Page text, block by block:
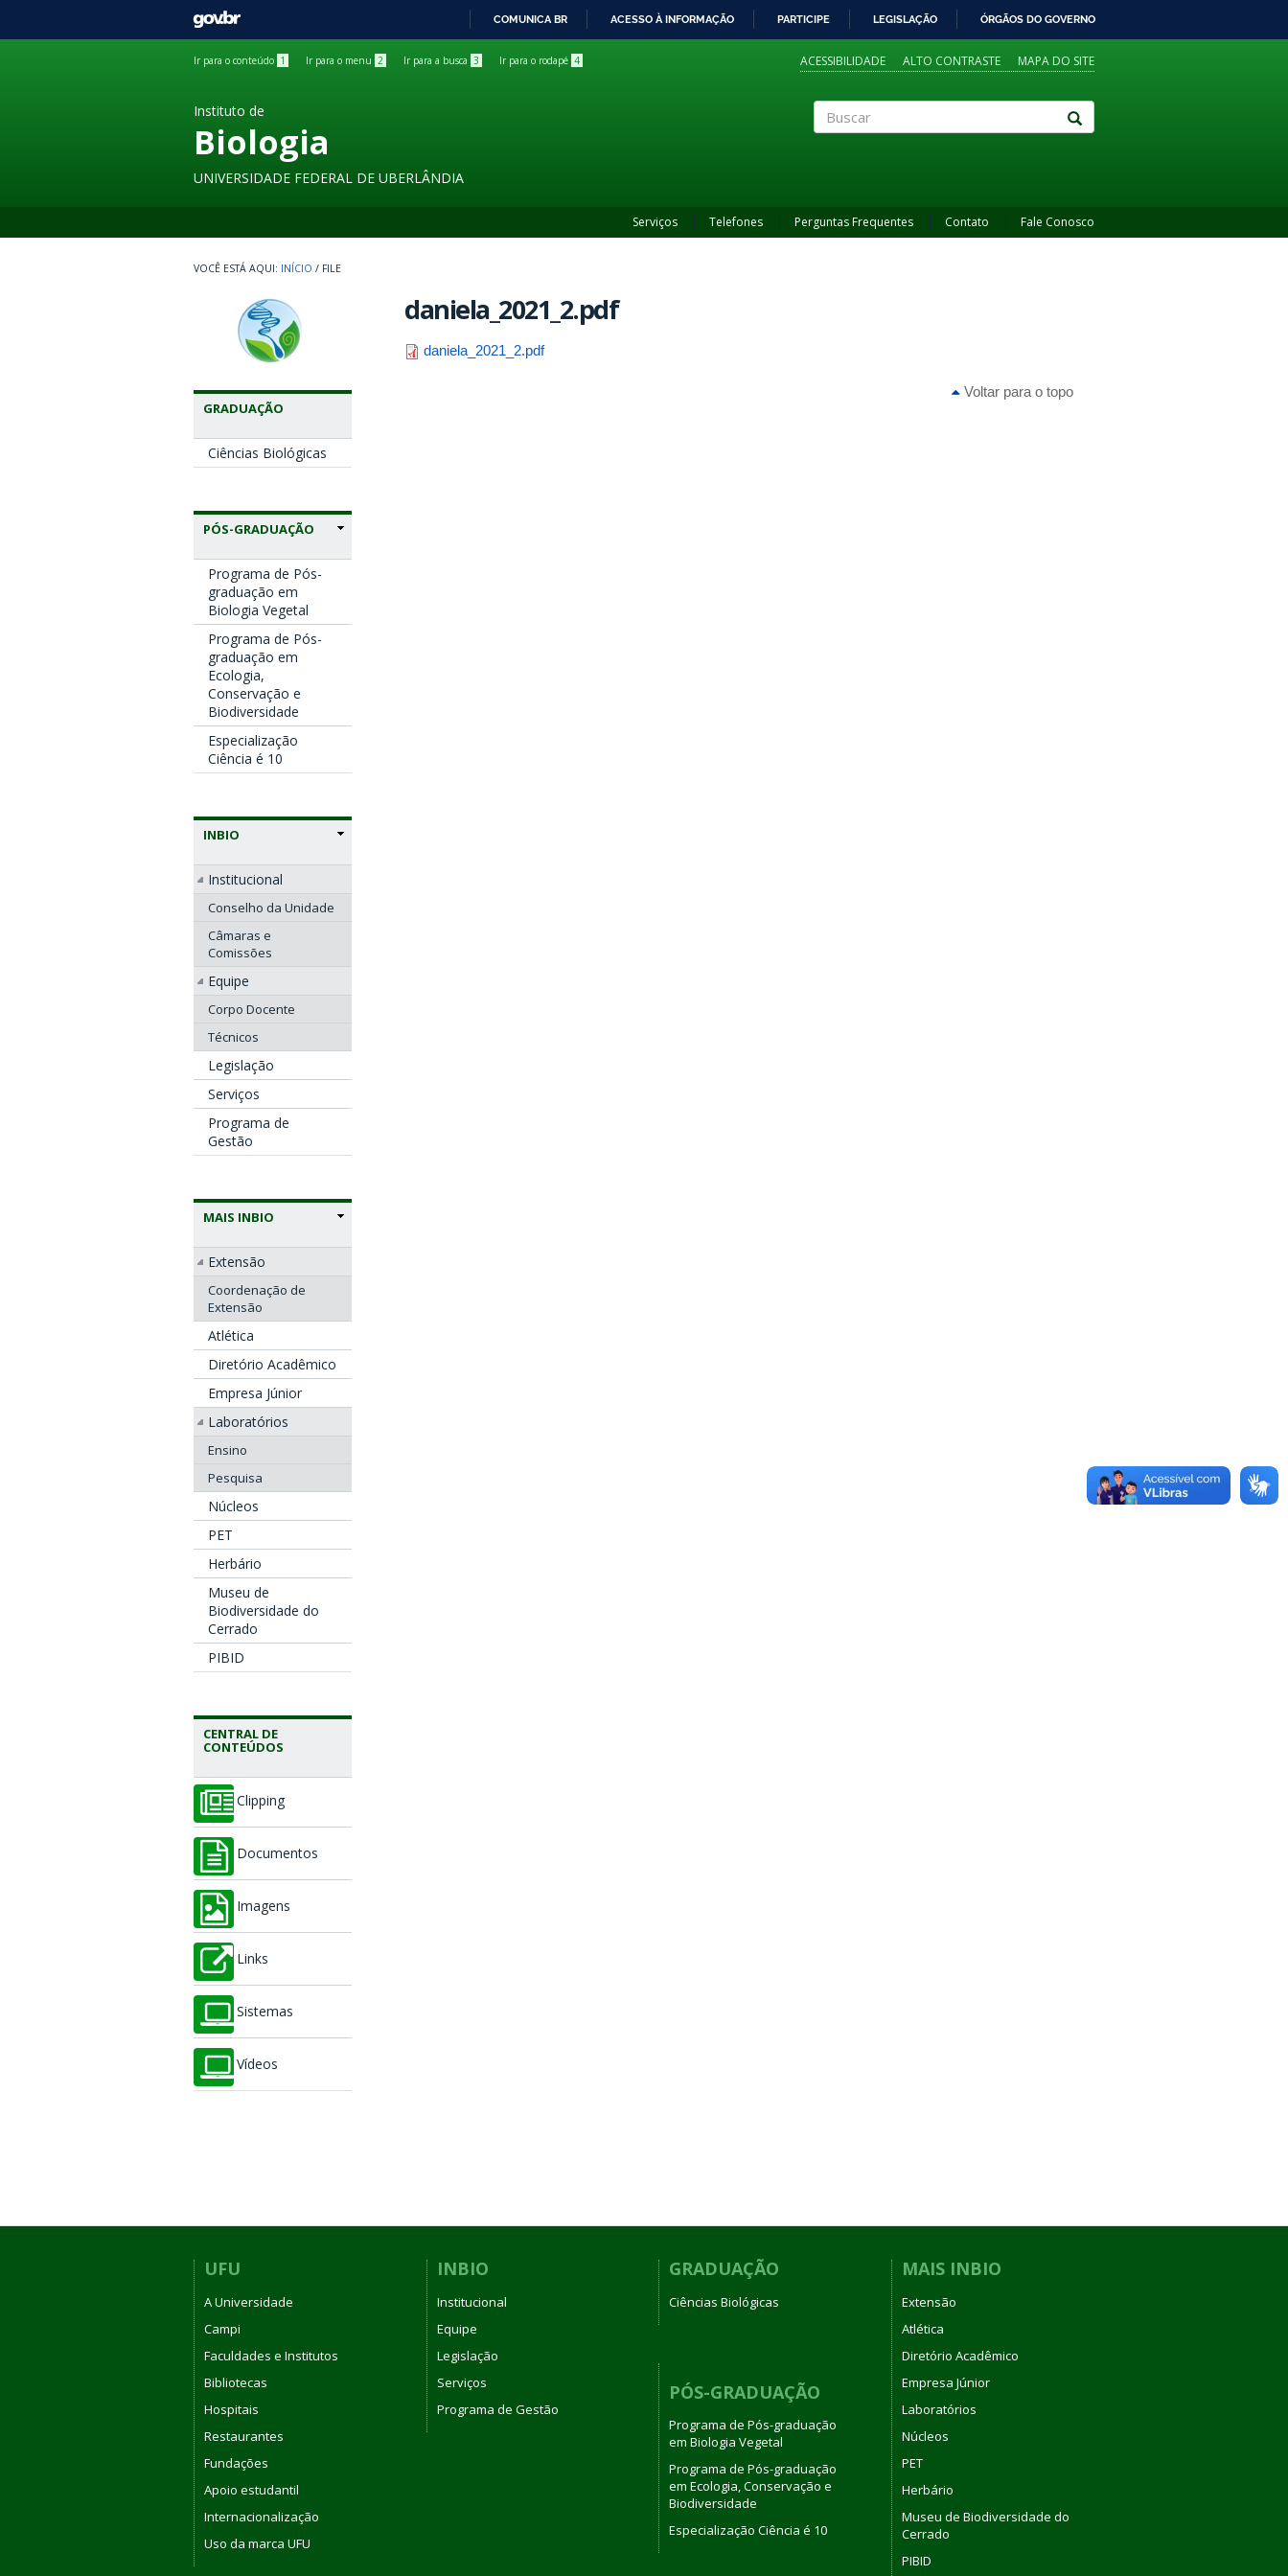
GOVBR
COMUNICA BR ACESSO À INFORMAÇÃO PARTICIPE LEGISLAÇÃO ÓRGÃOS DO GOVERNO
Ir para o conteúdo 1 Ir para o menu 2 Ir para a busca 3 Ir para o rodapé 4 ACESSIBILIDADE ALTO CONTRASTE MAPA DO SITE
Instituto de
Biologia
UNIVERSIDADE FEDERAL DE UBERLÂNDIA
Serviços Telefones Perguntas Frequentes Contato Fale Conosco
INÍCIO / FILE
GRADUAÇÃO
Ciências Biológicas
PÓS-GRADUAÇÃO
Programa de Pós-
graduação em
Biologia Vegetal
Programa de Pós-
graduação em
Ecologia,
Conservação e
Biodiversidade
Especialização
Ciência é 10
INBIO
Institucional
Conselho da Unidade
Câmaras e
Comissões
Equipe
Corpo Docente
Técnicos
Legislação
Serviços
Programa de
Gestão
MAIS INBIO
Extensão
Coordenação de
Extensão
Atlética
Diretório Acadêmico
Empresa Júnior
Laboratórios
Ensino
Pesquisa
Núcleos
PET
Herbário
Museu de
Biodiversidade do
Cerrado
PIBID
CENTRAL DE
CONTEÚDOS
Clipping
Documentos
Imagens
Links
Sistemas
Vídeos
daniela_2021_2.pdf
daniela_2021_2.pdf
Voltar para o topo
UFU
A Universidade
Campi
Faculdades e Institutos
Bibliotecas
Hospitais
Restaurantes
Fundações
Apoio estudantil
Internacionalização
Uso da marca UFU
INBIO
Institucional
Equipe
Legislação
Serviços
Programa de Gestão
GRADUAÇÃO
Ciências Biológicas
PÓS-GRADUAÇÃO
Programa de Pós-graduação
em Biologia Vegetal
Programa de Pós-graduação
em Ecologia, Conservação e
Biodiversidade
Especialização Ciência é 10
MAIS INBIO
Extensão
Atlética
Diretório Acadêmico
Empresa Júnior
Laboratórios
Núcleos
PET
Herbário
Museu de Biodiversidade do
Cerrado
PIBID